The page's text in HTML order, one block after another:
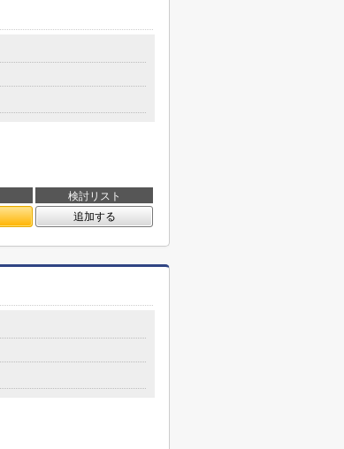
検討リスト
追加する